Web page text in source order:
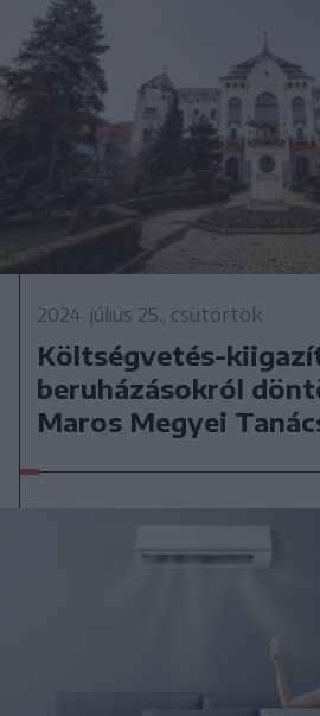
2024. július 25., csütörtök
Költségvetés-
beruházásokról
Maros Megyei